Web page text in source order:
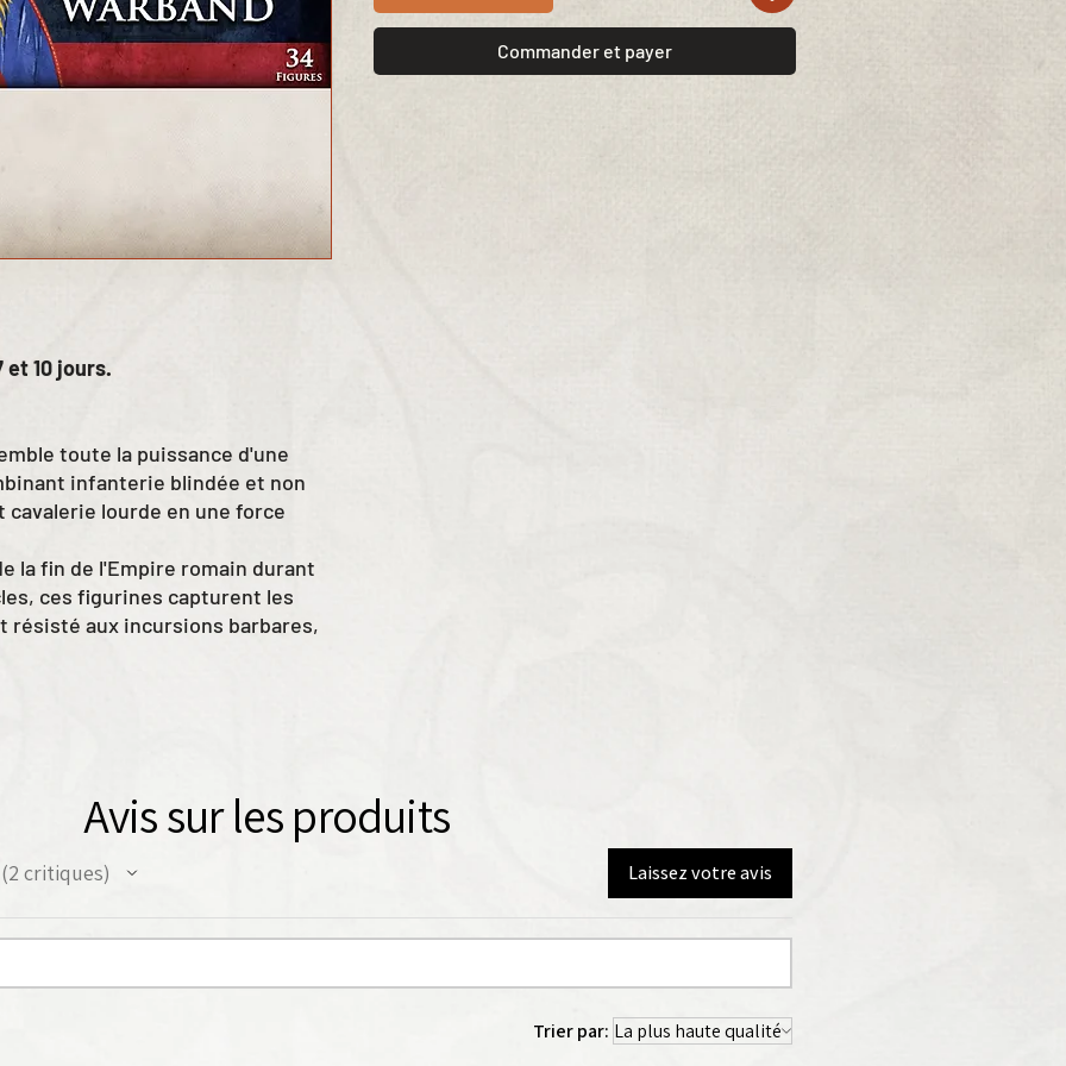
10 jours.
toute la puissance d'une
infanterie blindée et non
lourde en une force
la fin de l'Empire romain durant
ces figurines capturent les
résisté aux incursions barbares,
romaine tardive
romaine tardive
romaine tardive + chevaux
romains tardifs
tardifs
Commander et payer
Avis sur les produits
2 critiques
2 Laissez votre avis
Trier par: